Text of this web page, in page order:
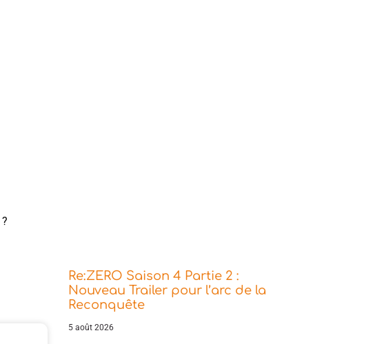
?
Re:ZERO Saison 4 Partie 2 :
Nouveau Trailer pour l’arc de la
Reconquête
5 août 2026